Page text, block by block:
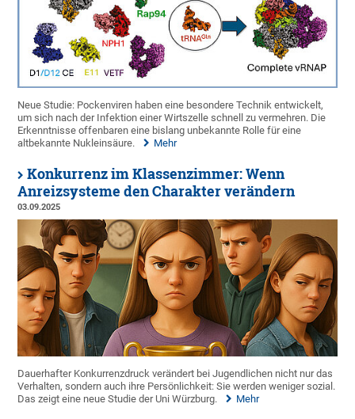
Neue Studie: Pockenviren haben eine besondere Technik entwickelt,
um sich nach der Infektion einer Wirtszelle schnell zu vermehren. Die
Erkenntnisse offenbaren eine bislang unbekannte Rolle für eine
altbekannte Nukleinsäure.
Mehr
Konkurrenz im Klassenzimmer: Wenn
Anreizsysteme den Charakter verändern
03.09.2025
Dauerhafter Konkurrenzdruck verändert bei Jugendlichen nicht nur das
Verhalten, sondern auch ihre Persönlichkeit: Sie werden weniger sozial.
Das zeigt eine neue Studie der Uni Würzburg.
Mehr